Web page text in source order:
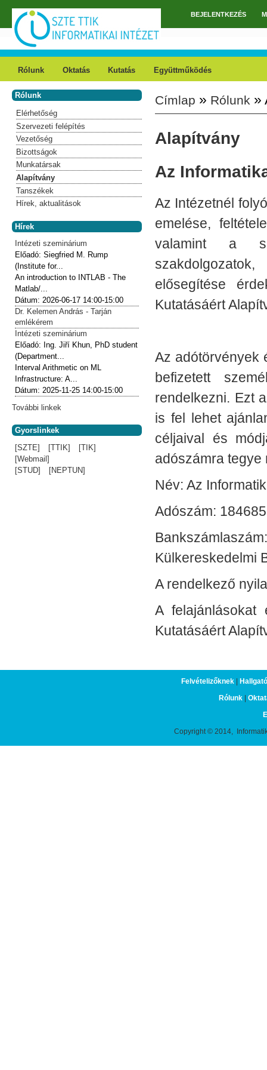
Ugrás a tartalomra
FőmenüBEJELENTKEZÉS
Rólunk Oktatás Kutatás Együttműködés
Jelenlegi hely
Címlap » Rólunk »
Alapítvány
Az
Az Intézetnél
emelése,
valamint a
elősegítése
Kutatásáért
Az adótörvények
befizetett
rendelkezni. Ezt
is fel lehet
céljaival és
adószámra tegye
Név: Az
Adószám:
Külkereskedelmi
A rendelkező
A felajánlásokat
Kutatásáért
Rólunk
Elérhetőség
Szervezeti felépítés
Vezetőség
Bizottságok
Munkatársak
Alapítvány
Tanszékek
Hírek, aktualitások
Hírek
Intézeti szeminárium
Előadó:Siegfried M. Rump
(Institute for...
An introduction to INTLAB - The
Matlab/...
Dátum: 2026-06-17 14:00-15:00
Dr. Kelemen András - Tarján
emlékérem
Intézeti szeminárium
Előadó: Ing. Jiří Khun, PhD student
(Department...
Interval Arithmetic on ML
Infrastructure: A...
Dátum: 2025-11-25 14:00-15:00
További linkek
Gyorslinkek
[SZTE]
[TTIK]
[TIK]
[Webmail]
[STUD]
[NEPTUN]
Felvételizőknek|
Rólunk|
Copyright © 2014,